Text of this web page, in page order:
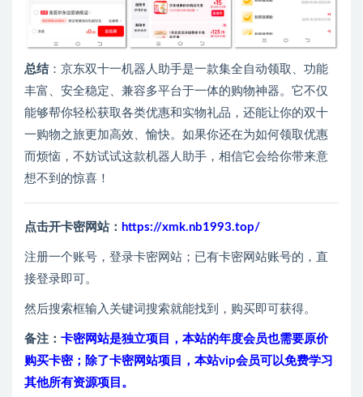
总结：京东双十一机器人助手是一款集全自动领取、功能
丰富、安全稳定、兼容多平台于一体的购物神器。它不仅
能够帮你轻松获取各类优惠和实物礼品，还能让你的双十
一购物之旅更加高效、愉快。如果你还在为如何领取优惠
而烦恼，不妨试试这款机器人助手，相信它会给你带来意
想不到的惊喜！
点击开卡密网站： https://xmk.nb1993.top/
注册一个账号，登录卡密网站；已有卡密网站账号的，直
接登录即可。
然后搜索框输入关键词搜索就能找到，购买即可获得。
备注： 卡密网站是独立项目，本站的年度会员也需要原价
购买卡密；除了卡密网站项目，本站vip会员可以免费学习
其他所有资源项目。